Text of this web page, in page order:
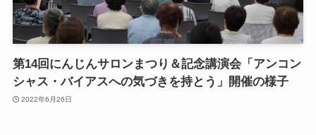
第14回にんじんサロンまつり＆記念講演会「アンコン
シャス・バイアスへの気づきを持とう」開催の様子
2022年6月26日